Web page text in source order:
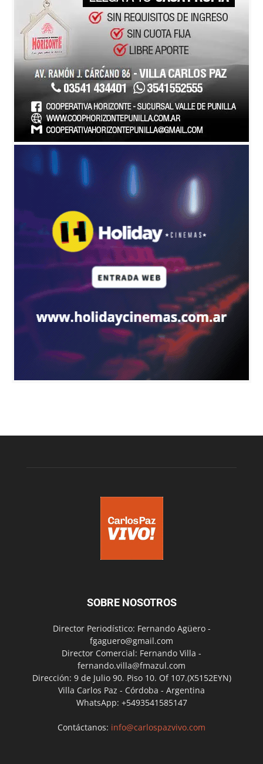
SOBRE NOSOTROS
Director Periodístico: Fernando Agüero -
fgaguero@gmail.com
Director Comercial: Fernando Villa -
fernando.villa@fmazul.com
Dirección: 9 de Julio 90. Piso 10. Of 107.(X5152EYN)
Villa Carlos Paz - Córdoba - Argentina
WhatsApp: +5493541585147
Contáctanos: info@carlospazvivo.com